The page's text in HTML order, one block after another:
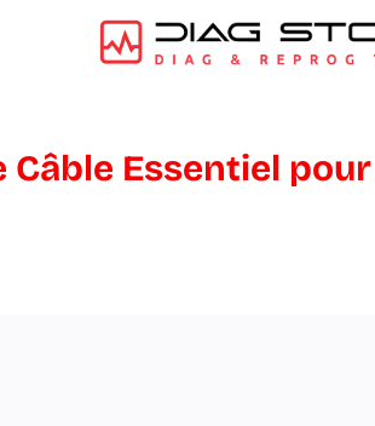
Câble Essentiel